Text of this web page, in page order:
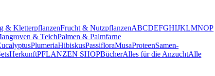
& KletterpflanzenFrucht & NutzpflanzenABCDEFGHIJKLMNOP
& TeichPalmen & Palmfarne
PlumeriaHibiskusPassifloraMusaProteenSamen-
HerkunftPFLANZEN SHOPBücherAlles für die AnzuchtAlle